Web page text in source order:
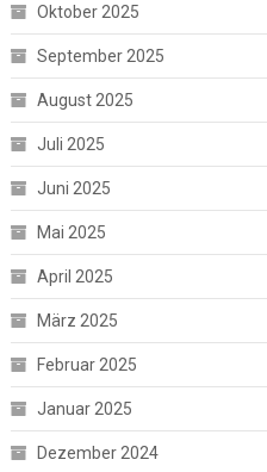
Oktober 2025
September 2025
August 2025
Juli 2025
Juni 2025
Mai 2025
April 2025
März 2025
Februar 2025
Januar 2025
Dezember 2024